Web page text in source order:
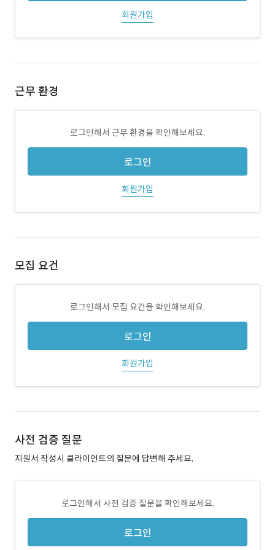
회원가입
근무 환경
로그인해서 근무 환경을 확인해보세요.
로그인
회원가입
모집 요건
로그인해서 모집 요건을 확인해보세요.
로그인
회원가입
사전 검증 질문
지원서 작성시 클라이언트의 질문에 답변해 주세요.
로그인해서 사전 검증 질문을 확인해보세요.
로그인